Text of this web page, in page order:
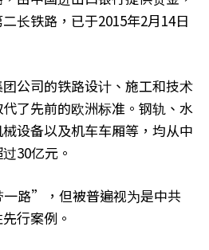
长铁路，已于2015年2月14日
公司的铁路设计、施工和技术
了先前的欧洲标准。钢轨、水
设备以及机车车厢等，均从中
30亿元。
路”，但被普遍视为是中共
行案例。